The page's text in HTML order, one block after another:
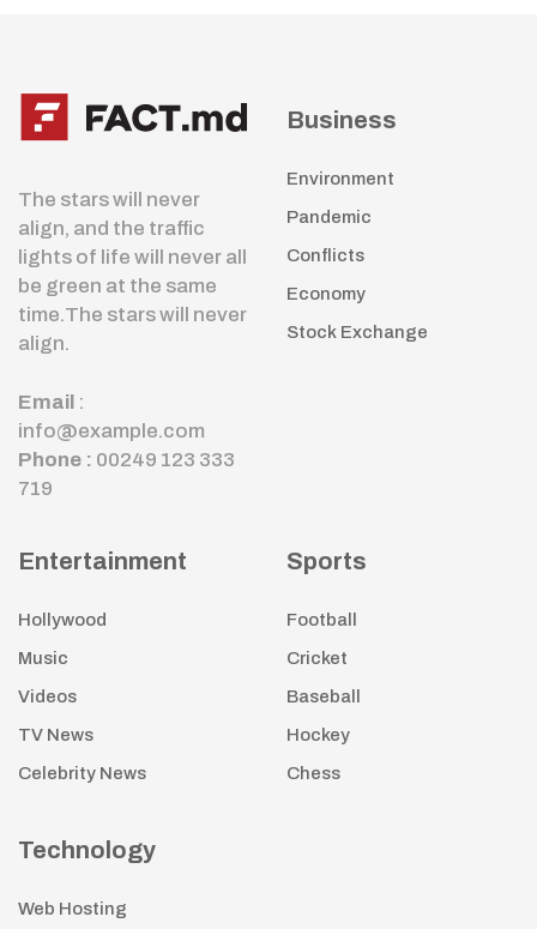
The stars will never
align, and the traffic
lights of life will never all
be green at the same
time.The stars will never
align.
Email :
info@example.com
Phone : 00249 123 333
719
Business
Environment
Pandemic
Conflicts
Economy
Stock Exchange
Entertainment
Hollywood
Music
Videos
TV News
Celebrity News
Sports
Football
Cricket
Baseball
Hockey
Chess
Technology
Web Hosting